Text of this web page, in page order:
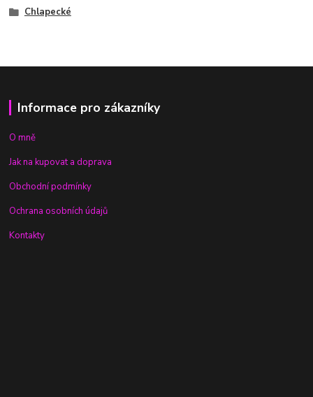
Chlapecké
Informace pro zákazníky
O mně
Jak na kupovat a doprava
Obchodní podmínky
Ochrana osobních údajů
Kontakty